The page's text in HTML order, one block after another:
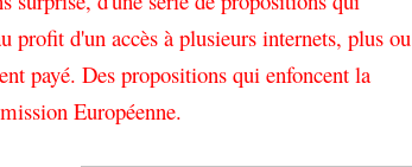
profit d'un accès à plusieurs internets, plus ou
payé. Des propositions qui enfoncent la
Européenne.